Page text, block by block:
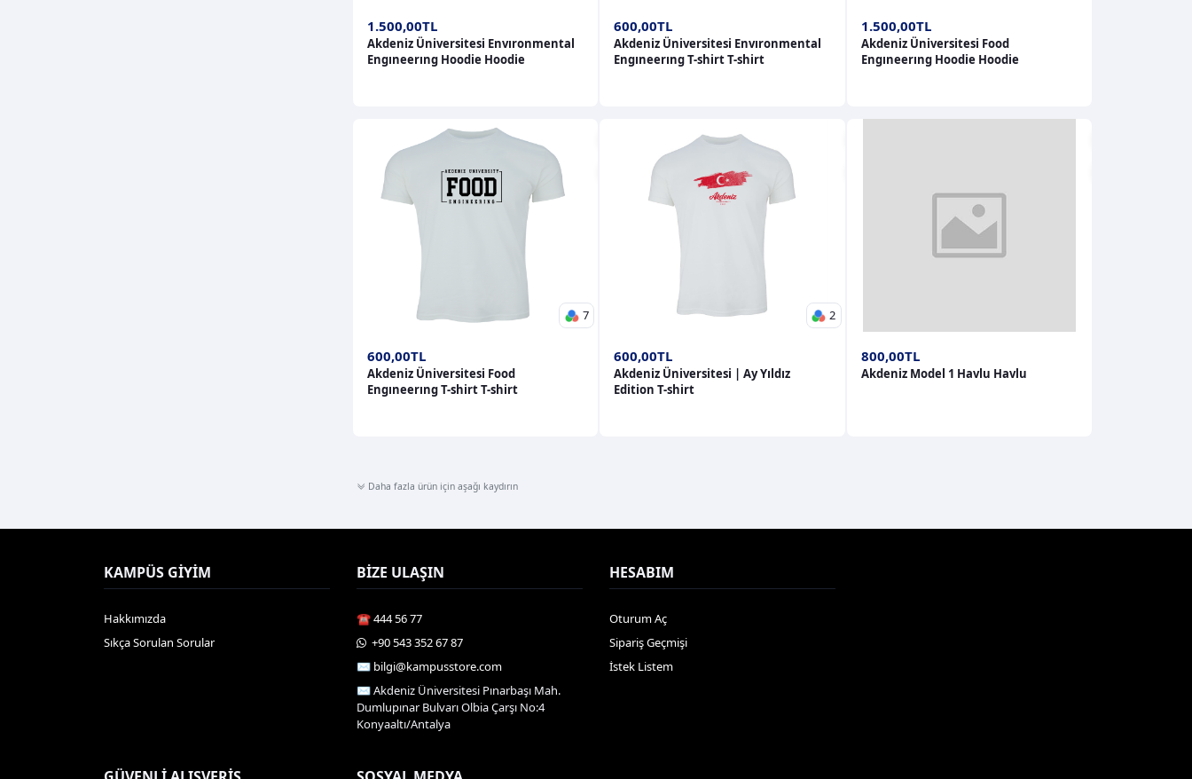
1.500,00TL
Akdeniz Üniversitesi Envıronmental
Engıneerıng Hoodie Hoodie
600,00TL
Akdeniz Üniversitesi Envıronmental
Engıneerıng T-shirt T-shirt
1.500,00TL
Akdeniz Üniversitesi Food
Engıneerıng Hoodie Hoodie
7
600,00TL
Akdeniz Üniversitesi Food
Engıneerıng T-shirt T-shirt
2
600,00TL
Akdeniz Üniversitesi | Ay Yıldız
Edition T-shirt
800,00TL
Akdeniz Model 1 Havlu Havlu
Daha fazla ürün için aşağı kaydırın
KAMPÜS GIYIM
Hakkımızda
Sıkça Sorulan Sorular
BIZE ULAŞIN
☎️ 444 56 77
️ +90 543 352 67 87
✉️ bilgi@kampusstore.com
✉️ Akdeniz Üniversitesi Pınarbaşı Mah.
Dumlupınar Bulvarı Olbia Çarşı No:4
Konyaaltı/Antalya
HESABIM
Oturum Aç
Sipariş Geçmişi
İstek Listem